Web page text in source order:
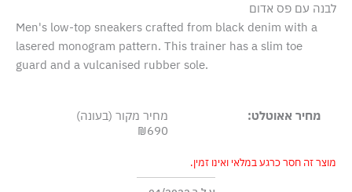
לבנה עם פס אדום
Men's low-top sneakers crafted from black denim with a
lasered monogram pattern. This trainer has a slim toe
guard and a vulcanised rubber sole.
מחיר אאוטלט:
מחיר מקור (בעונה)
₪690
מוצר זה חסר כרגע במלאי ואינו זמין.